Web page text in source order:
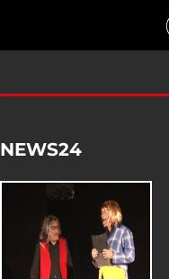
NEWS24